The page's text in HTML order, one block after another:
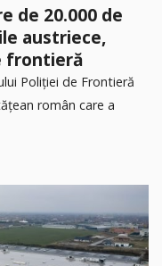
de 20.000 de
austriece,
frontieră
Poliției de Frontieră
român care a